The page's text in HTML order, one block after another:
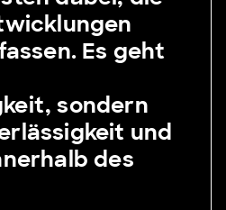
Es geht
sondern
und
des